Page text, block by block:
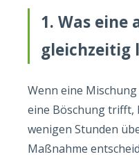
1. Was eine
gleichzeitig
Wenn eine
eine Böschung trifft,
wenigen Stunden
Maßnahme